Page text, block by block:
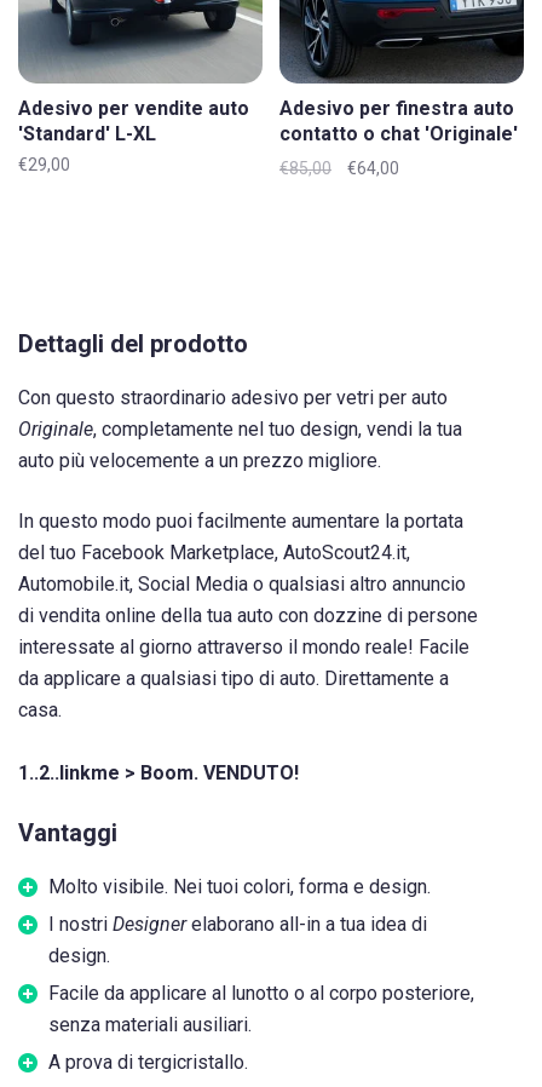
Adesivo per vendite auto
'Standard' L-XL
€29,00
Adesivo per finestra auto
contatto o chat 'Originale'
L-XL
€85,00 €64,00
Dettagli del prodotto
Con questo straordinario adesivo per vetri per auto
Originale, completamente nel tuo design, vendi la tua
auto più velocemente a un prezzo migliore.
In questo modo puoi facilmente aumentare la portata
del tuo Facebook Marketplace, AutoScout24.it,
Automobile.it, Social Media o qualsiasi altro annuncio
di vendita online della tua auto con dozzine di persone
interessate al giorno attraverso il mondo reale! Facile
da applicare a qualsiasi tipo di auto. Direttamente a
casa.
1..2..linkme > Boom. VENDUTO!
Vantaggi
Molto visibile. Nei tuoi colori, forma e design.
I nostri Designerelaborano all-in a tua idea di
design.
Facile da applicare al lunotto o al corpo posteriore,
senza materiali ausiliari.
A prova di tergicristallo.